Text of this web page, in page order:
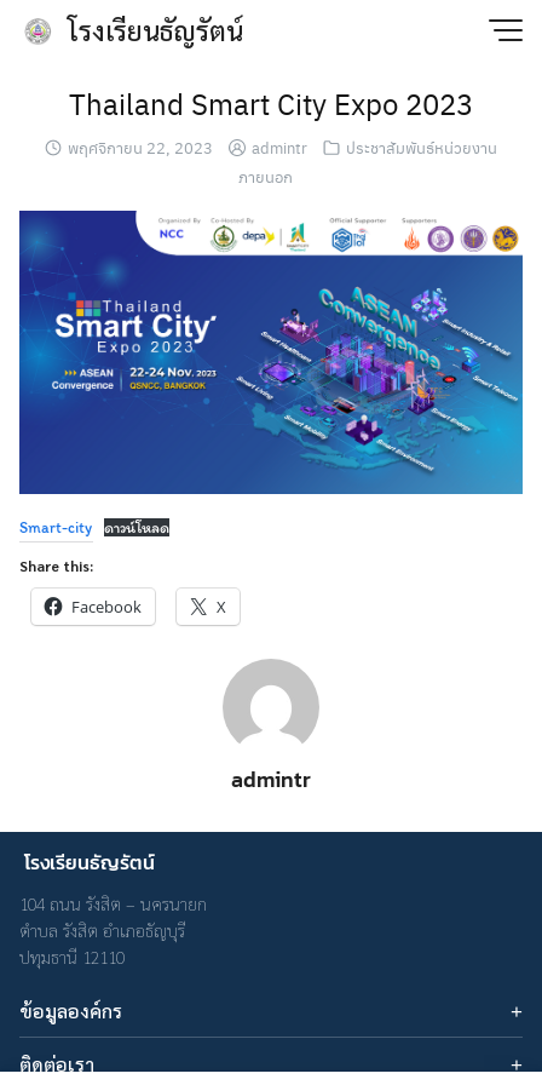
Skip
โรงเรียนธัญรัตน์
for:
Thailand Smart City Expo 2023
พฤศจิกายน 22, 2023 admintr
ประชาสัมพันธ์หน่วยงาน
ภายนอก
Smart-city ดาวน์โหลด
Share this:
Facebook X
admintr
โรงเรียนธัญรัตน์
104 ถนน รังสิต – นครนายก
ตำบล รังสิต อำเภอธัญบุรี
ปทุมธานี 12110
ข้อมูลองค์กร
บทความ
เกี่ยวกับเรา
ติดต่อเรา